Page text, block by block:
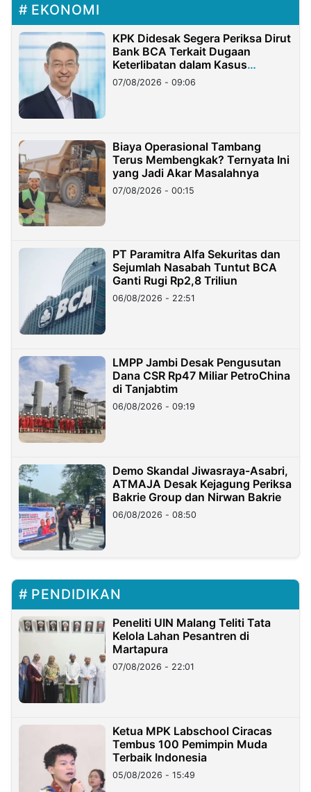
EKONOMI
KPK Didesak Segera Periksa Dirut
Bank BCA Terkait Dugaan
Keterlibatan dalam Kasus
Hilangnya Dana Nasabah Rp2,58
Miliar
07/08/2026 - 09:06
Biaya Operasional Tambang
Terus Membengkak? Ternyata Ini
yang Jadi Akar Masalahnya
07/08/2026 - 00:15
PT Paramitra Alfa Sekuritas dan
Sejumlah Nasabah Tuntut BCA
Ganti Rugi Rp2,8 Triliun
06/08/2026 - 22:51
LMPP Jambi Desak Pengusutan
Dana CSR Rp47 Miliar PetroChina
di Tanjabtim
06/08/2026 - 09:19
Demo Skandal Jiwasraya-Asabri,
ATMAJA Desak Kejagung Periksa
Bakrie Group dan Nirwan Bakrie
06/08/2026 - 08:50
PENDIDIKAN
Peneliti UIN Malang Teliti Tata
Kelola Lahan Pesantren di
Martapura
07/08/2026 - 22:01
Ketua MPK Labschool Ciracas
Tembus 100 Pemimpin Muda
Terbaik Indonesia
05/08/2026 - 15:49